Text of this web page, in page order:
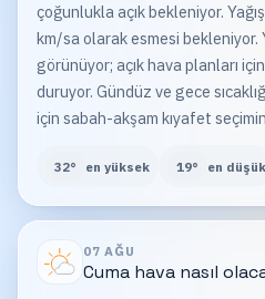
çoğunlukla açık bekleniyor.
km/sa olarak esmesi bekleniyor.
görünüyor; açık hava planları
duruyor. Gündüz ve gece
için sabah-akşam kıyafet
32° en yüksek 19° en düşük
07 AĞU
Cumahava nasıl